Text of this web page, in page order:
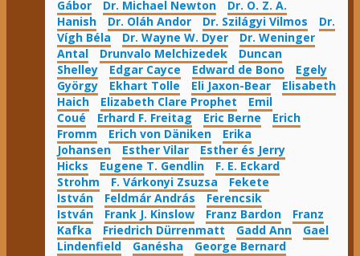
Gábor
Dr. Michael Newton
Dr. O. Z. A.
Hanish
Dr. Oláh Andor Dr. Szilágyi Vilmos
Dr.
Vígh Béla
Dr. Wayne W. Dyer
Dr. Weninger
Antal
Drunvalo Melchizedek
Duncan
Shelley
Edgar Cayce Edward de Bono
Egely
György
Ekhart Tolle Eli Jaxon-Bear
Elisabeth
Haich
Elizabeth Clare Prophet
Emil
Coué
Erhard F. Freitag Eric Berne
Erich
Fromm
Erich von Däniken
Erika
Johansen
Esther Vilar
Esther és Jerry
Hicks
Eugene T. Gendlin
F. E. Eckard
Strohm
F. Várkonyi Zsuzsa
Fekete
István
Feldmár András
Ferencsik
István
Frank J. Kinslow Franz Bardon
Franz
Kafka
Friedrich Dürrenmatt Gadd Ann
Gael
Lindenfield
Ganésha
George Bernard